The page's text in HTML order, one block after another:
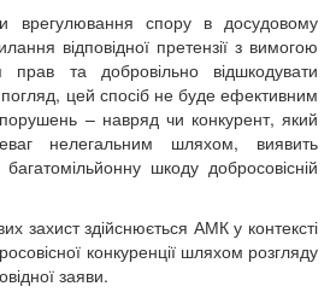
врегулювання спору в досудовому
відповідної претензії з вимогою
та добровільно відшкодувати
цей спосіб не буде ефективним
– навряд чи конкурент, який
нелегальним шляхом, виявить
шкоду добросовісній
захист здійснюється АМК у контексті
конкуренції шляхом розгляду
заяви.